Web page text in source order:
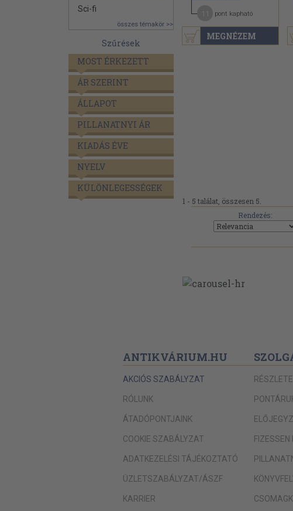
Sci-fi
összes témakör >>
Szűrések
MOST ÉRKEZETT
ÁR SZERINT
ÁLLAPOT
PILLANATNYI ÁR
KIADÁS ÉVE
NYELV
KÜLÖNLEGESSÉGEK
MEGNÉZEM
pont kapható
1 - 5 találat, összesen 5.
Rendezés:
ANTIKVÁRIUM.HU
AKCIÓS SZABÁLYZAT
RÓLUNK
ÁTADÓPONTJAINK
COOKIE SZABÁLYZAT
ADATKEZELÉSI TÁJÉKOZTATÓ
ÜZLETSZABÁLYZAT/ÁSZF
KARRIER
FIZESSEN